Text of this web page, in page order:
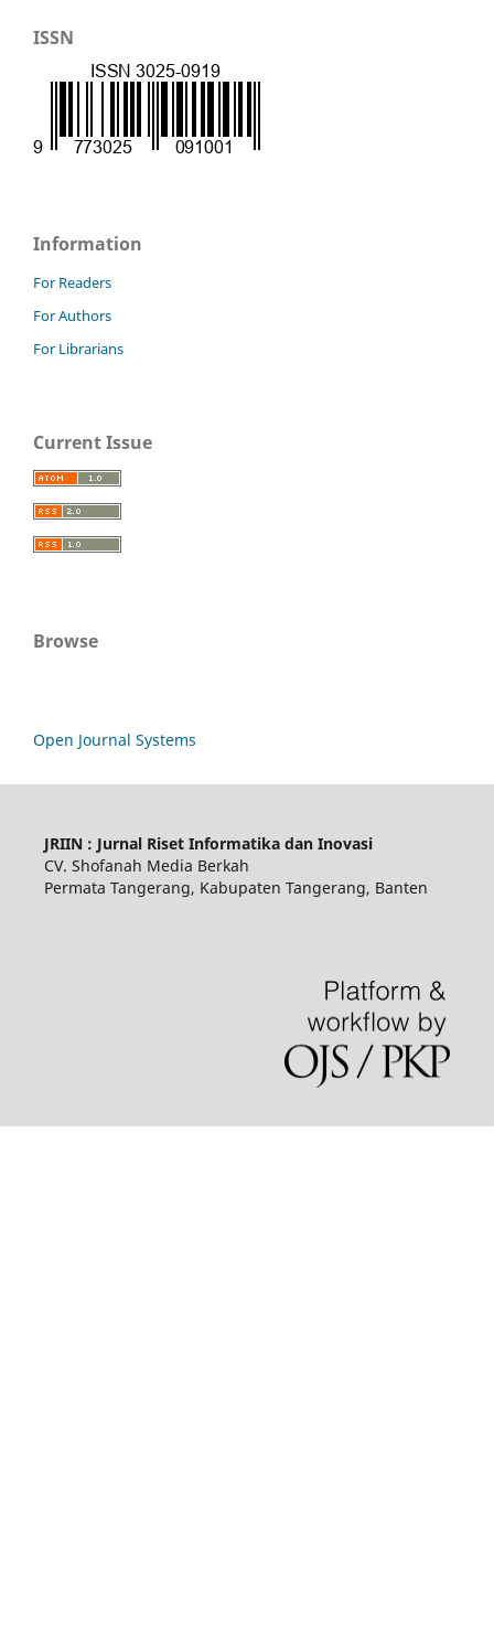
ISSN
Information
For Readers
For Authors
For Librarians
Current Issue
Browse
Open Journal Systems
JRIIN : Jurnal Riset Informatika dan Inovasi
CV. Shofanah Media Berkah
Permata Tangerang, Kabupaten Tangerang, Banten